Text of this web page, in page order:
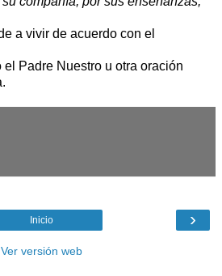
a vivir de acuerdo con el
Padre Nuestro u otra oración
›
Inicio
Ver versión web